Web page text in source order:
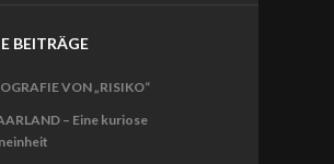
BEITRÄGE
VON „RISIKO“
– Eine kuriose